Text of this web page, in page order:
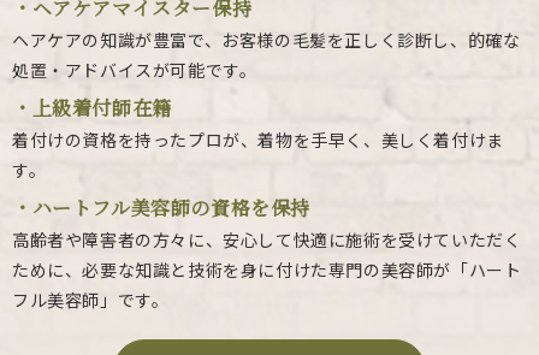
・ヘアケアマイスター保持
ヘアケアの知識が豊富で、お客様の毛髪を正しく診断し、的確な
処置・アドバイスが可能です。
・上級着付師在籍
着付けの資格を持ったプロが、着物を手早く、美しく着付けま
す。
・ハートフル美容師の資格を保持
高齢者や障害者の方々に、安心して快適に施術を受けていただく
ために、必要な知識と技術を身に付けた専門の美容師が「ハート
フル美容師」です。